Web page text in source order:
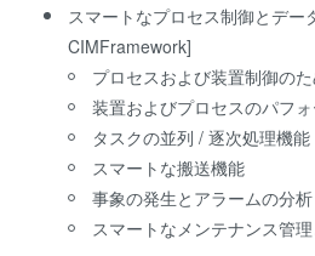
スマートなプロセス制御とデー
CIMFramework]
プロセスおよび装置制御の
装置およびプロセスのパフ
タスクの並列 / 逐次処理機能
スマートな搬送機能
事象の発生とアラームの分析
スマートなメンテナンス管